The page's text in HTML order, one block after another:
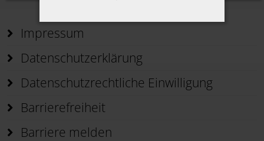
Impressum
Datenschutzerklärung
Datenschutzrechtliche Einwilligung
Barrierefreiheit
Barriere melden